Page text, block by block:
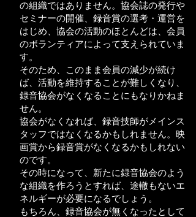
の組織ではありません。協会誌の発行や
セミナーの開催、録音賞の選考・運営を
はじめ、協会の活動のほとんどは、会員
のボランティアによって支えられていま
す。
そのため、このまま会員の減少が続け
ば、活動を維持することが難しくなり、
録音協会がなくなることにもなりかねま
せん。
協会がなくなれば、録音技師がメインス
タッフではなくなるかもしれません。映
画賞から録音賞がなくなるかもしれない
のです。
その時になって、新たに録音協会のよう
な組織を作ろうとすれば、途轍もないエ
ネルギーが必要になるでしょう。
もちろん、録音協会が無くなったとして